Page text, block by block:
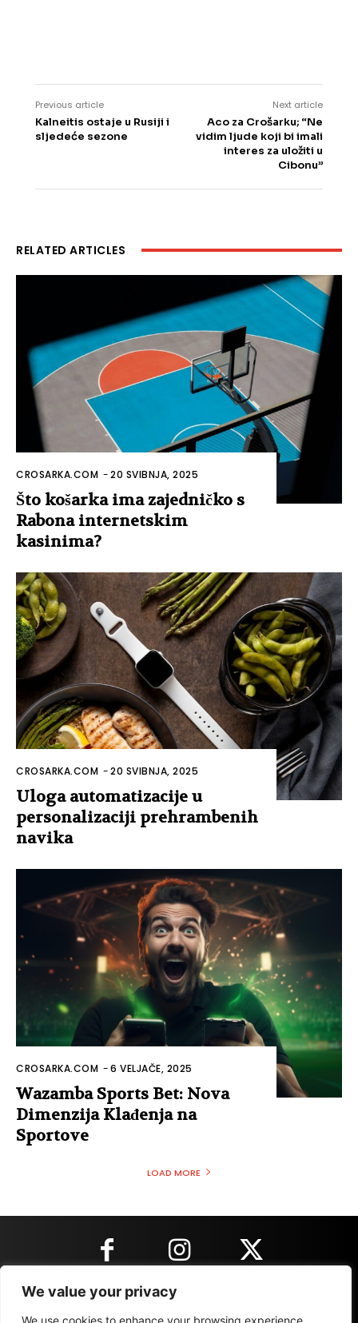
We value your privacy
We use cookies to enhance your browsing experience,
Previous article
Kalneitis ostaje u Rusiji i
sljedeće sezone
Next article
Aco za Crošarku; “Ne
vidim ljude koji bi imali
interes za uložiti u
Cibonu”
RELATED ARTICLES
CROSARKA.COM -20 SVIBNJA, 2025
Što košarka ima zajedničko s
Rabona internetskim
kasinima?
CROSARKA.COM -20 SVIBNJA, 2025
Uloga automatizacije u
personalizaciji prehrambenih
navika
CROSARKA.COM -6 VELJAČE, 2025
Wazamba Sports Bet: Nova
Dimenzija Klađenja na
Sportove
LOAD MORE
KONTAKT INFORMACIJE